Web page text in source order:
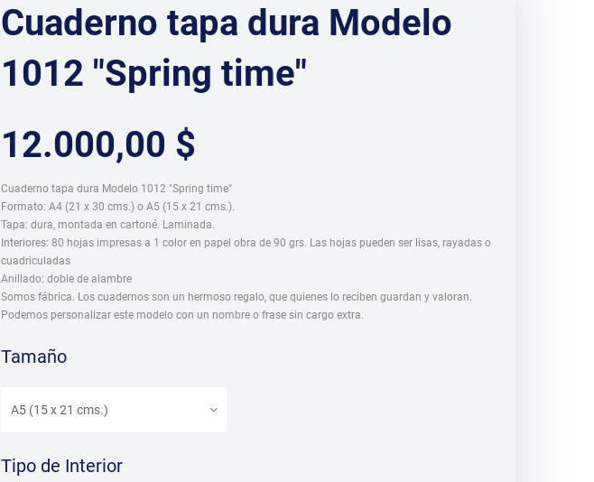
Cuaderno tapa dura Modelo
1012 "Spring time"
12.000,00 $
Cuaderno tapa dura Modelo 1012 "Spring time"
Formato: A4 (21 x 30 cms.) o A5 (15 x 21 cms.).
Tapa: dura, montada en cartoné. Laminada.
Interiores: 80 hojas impresas a 1 color en papel obra de 90 grs. Las hojas pueden ser lisas, rayadas o
cuadriculadas
Anillado: doble de alambre
Somos fábrica. Los cuadernos son un hermoso regalo, que quienes lo reciben guardan y valoran.
Podemos personalizar este modelo con un nombre o frase sin cargo extra.
Tamaño
Tipo de Interior